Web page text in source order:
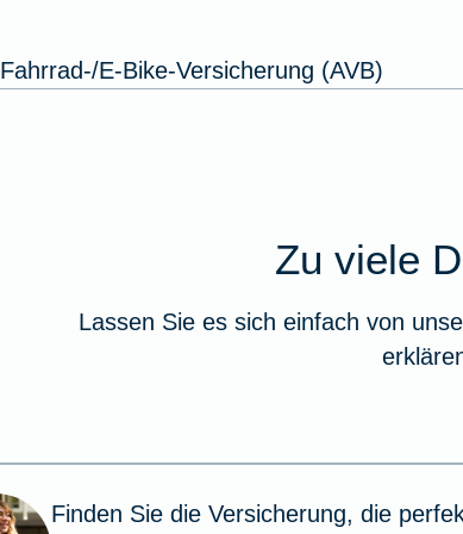
Fahrrad-/E-Bike-Versicherung (AVB)
Zu viele
Lassen Sie es sich einfach von
Finden Sie die Versicherung, die